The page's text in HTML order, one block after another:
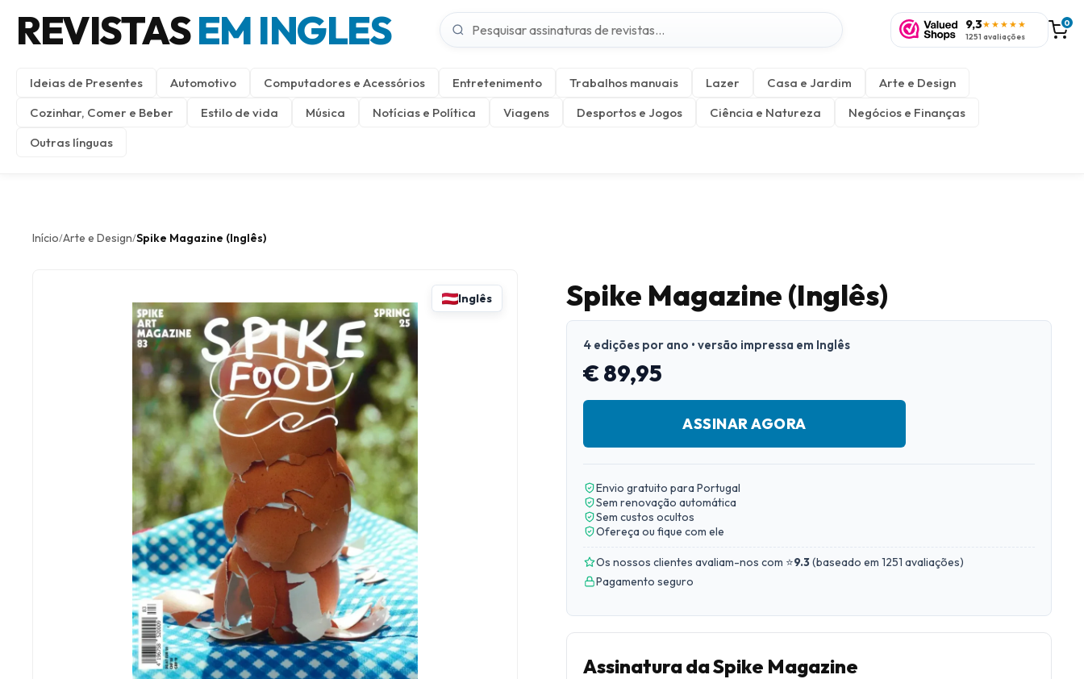
REVISTASEM INGLES 9,3★★★★★
1251 avaliações
0
Ideias de Presentes Automotivo Computadores e Acessórios Entretenimento Trabalhos manuais Lazer Casa e Jardim
Arte e Design
Cozinhar, Comer e Beber
Estilo de vida Música Notícias e Política Viagens Desportos e Jogos Ciência e Natureza
Negócios e Finanças
Outras línguas
Início/Arte e Design/Spike Magazine (Inglês)
Inglês Spike Magazine (Inglês)
4 edições por ano • versão impressa em Inglês
€ 89,95
ASSINAR AGORA
Envio gratuito para Portugal
Sem renovação automática
Sem custos ocultos
Ofereça ou fique com ele
Os nossos clientes avaliam-nos com ⭐9.3(baseado em 1251 avaliações)
Pagamento seguro
Assinatura da Spike Magazine